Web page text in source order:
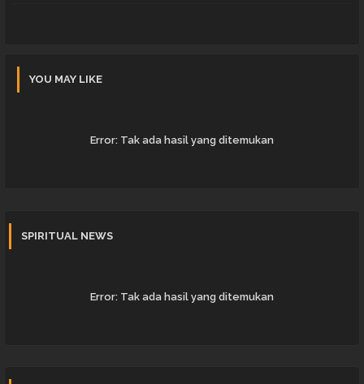
YOU MAY LIKE
Error: Tak ada hasil yang ditemukan
SPIRITUAL NEWS
Error: Tak ada hasil yang ditemukan